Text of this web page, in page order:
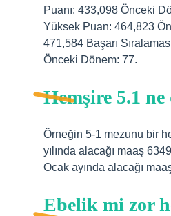
Puanı: 433,098 Önceki
Yüksek Puan: 464,823
471,584 Başarı
Önceki Dönem: 77.
Hemşire 5.1 ne
Örneğin 5-1 mezunu bir
yılında alacağı maaş
Ocak ayında alacağı
Ebelik mi zor